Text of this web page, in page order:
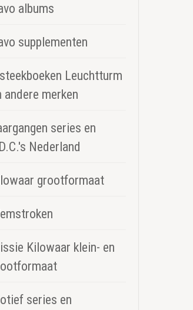
albums
supplementen
Leuchtturm
andere merken
series en
Nederland
grootformaat
Kilowaar klein- en
series en